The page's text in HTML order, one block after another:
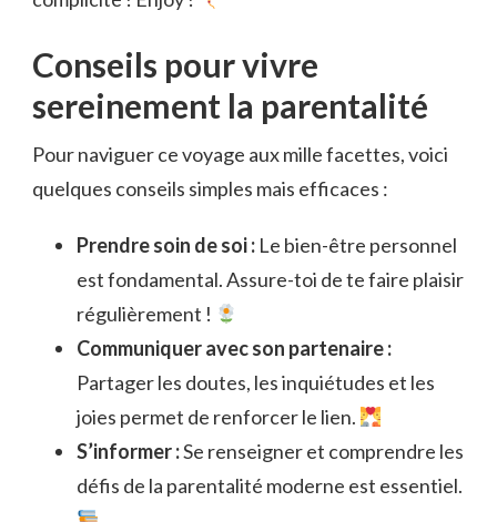
Conseils pour vivre
sereinement la parentalité
Pour naviguer ce voyage aux mille facettes, voici
quelques conseils simples mais efficaces :
Prendre soin de soi : Le bien-être personnel
est fondamental. Assure-toi de te faire plaisir
régulièrement !
Communiquer avec son partenaire :
Partager les doutes, les inquiétudes et les
joies permet de renforcer le lien.
S’informer :Se renseigner et comprendre les
défis de la parentalité moderne est essentiel.